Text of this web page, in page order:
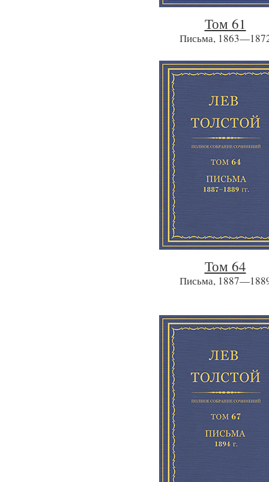
Том 61
Письма,
Том 64
Письма,